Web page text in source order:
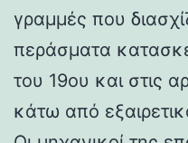
γραμμές που
περάσματα
του 19ου και στις
κάτω από